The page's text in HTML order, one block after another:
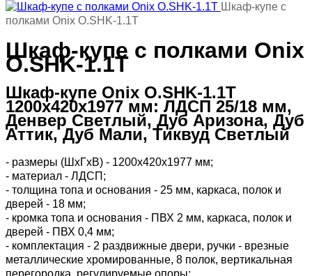
Шкаф-купе с
полками Onix O.SHK-1.1T
Шкаф-купе с полками Onix
O.SHK-1.1T
Шкаф-купе Onix O.SHK-1.1T
1200х420х1977 мм: ЛДСП 25/18 мм,
Денвер Светлый, Дуб Аризона, Дуб
Аттик, Дуб Мали, Тиквуд Светлый
- размеры (ШхГхВ) - 1200x420x1977 мм;
- материал - ЛДСП;
- толщина топа и основания - 25 мм, каркаса, полок и
дверей - 18 мм;
- кромка топа и основания - ПВХ 2 мм, каркаса, полок и
дверей - ПВХ 0,4 мм;
- комплектация - 2 раздвижные двери, ручки - врезные
металлические хромированные, 8 полок, вертикальная
перегородка, регулируемые опоры;